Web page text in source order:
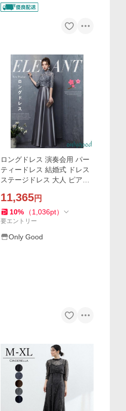
ロングドレス 演奏会用 パー
ティードレス 結婚式 ドレス
ステージドレス 大人 ピアノ
キシ丈 20代30代40代 大きい
サイズ 成人式
11,365円
10% （1,036pt）
要エントリー
Only Good